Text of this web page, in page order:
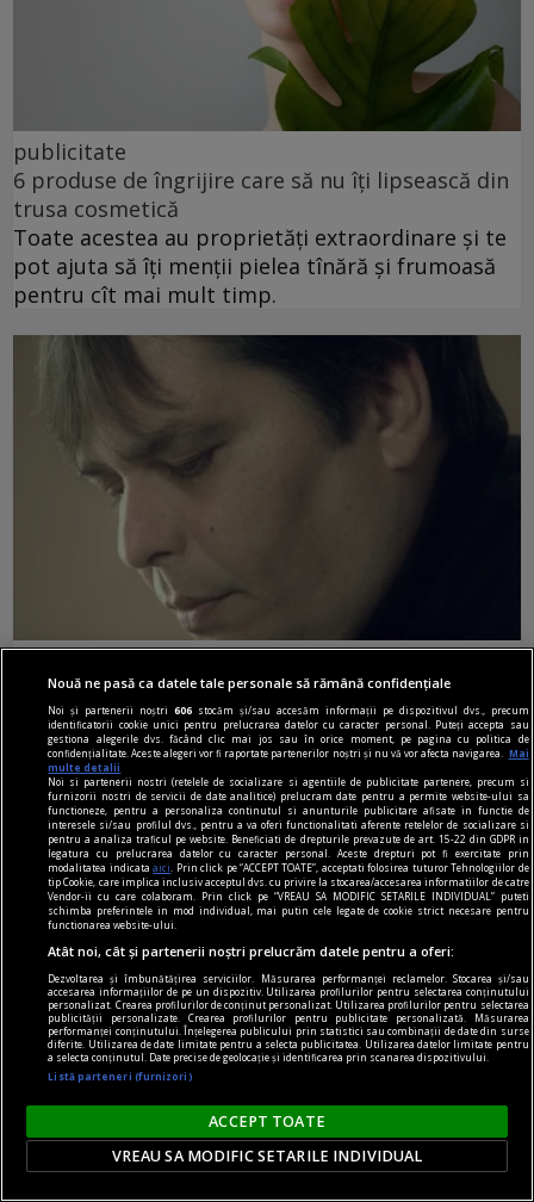
publicitate
6 produse de îngrijire care să nu îți lipsească din
trusa cosmetică
Toate acestea au proprietăți extraordinare și te
pot ajuta să îți menții pielea tînără și frumoasă
pentru cît mai mult timp.
Depresie
Cum să nu fiu mohorît
publicitate
Caserole pentru mîncare de unică folosință
disponibile la Snick Ambalaje
Acest concept este unul care reușește să atragă
Nouă ne pasă ca datele tale personale să rămână confidențiale
Noi și partenerii noștri606 stocăm și/sau accesăm informații pe dispozitivul dvs., precum
identificatorii cookie unici pentru prelucrarea datelor cu caracter personal. Puteți accepta sau
gestiona alegerile dvs. făcând clic mai jos sau în orice moment, pe pagina cu politica de
confidențialitate. Aceste alegeri vor fi raportate partenerilor noștri și nu vă vor afecta navigarea.
Mai
multe detalii
Noi si partenerii nostri (retelele de socializare si agentiile de publicitate partenere, precum si
furnizorii nostri de servicii de date analitice) prelucram date pentru a permite website-ului sa
functioneze, pentru a personaliza continutul si anunturile publicitare afisate in functie de
interesele si/sau profilul dvs., pentru a va oferi functionalitati aferente retelelor de socializare si
pentru a analiza traficul pe website. Beneficiati de drepturile prevazute de art. 15-22 din GDPR in
legatura cu prelucrarea datelor cu caracter personal. Aceste drepturi pot fi exercitate prin
modalitatea indicataaici
. Prin click pe “ACCEPT TOATE”, acceptati folosirea tuturor Tehnologiilor de
tip Cookie, care implica inclusiv acceptul dvs. cu privire la stocarea/accesarea informatiilor de catre
Vendor-ii cu care colaboram. Prin click pe “VREAU SA MODIFIC SETARILE INDIVIDUAL” puteti
schimba preferintele in mod individual, mai putin cele legate de cookie strict necesare pentru
functionarea website-ului.
Atât noi, cât și partenerii noștri prelucrăm datele pentru a oferi:
Dezvoltarea și îmbunătățirea serviciilor. Măsurarea performanței reclamelor. Stocarea și/sau
accesarea informațiilor de pe un dispozitiv. Utilizarea profilurilor pentru selectarea conținutului
personalizat. Crearea profilurilor de conținut personalizat. Utilizarea profilurilor pentru selectarea
publicității personalizate. Crearea profilurilor pentru publicitate personalizată. Măsurarea
performanței conținutului. Înțelegerea publicului prin statistici sau combinații de date din surse
diferite. Utilizarea de date limitate pentru a selecta publicitatea. Utilizarea datelor limitate pentru
a selecta conținutul. Date precise de geolocație și identificarea prin scanarea dispozitivului.
Listă parteneri (furnizori)
ACCEPT TOATE
VREAU SA MODIFIC SETARILE INDIVIDUAL